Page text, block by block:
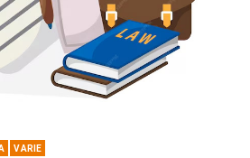
VARIE